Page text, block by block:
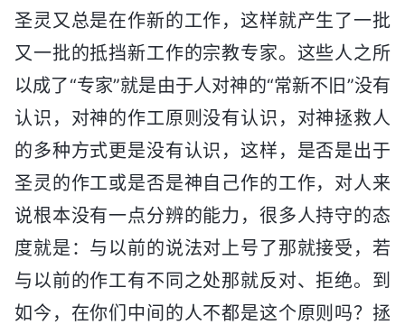
圣灵又总是在作新的工作，这样就产生了一批
又一批的抵挡新工作的宗教专家。这些人之所
以成了“专家”就是由于人对神的“常新不旧”没有
认识，对神的作工原则没有认识，对神拯救人
的多种方式更是没有认识，这样，是否是出于
圣灵的作工或是否是神自己作的工作，对人来
说根本没有一点分辨的能力，很多人持守的态
度就是：与以前的说法对上号了那就接受，若
与以前的作工有不同之处那就反对、拒绝。到
如今，在你们中间的人不都是这个原则吗？拯